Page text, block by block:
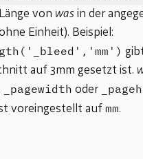
von wasin der
Einheit). Beispiel:
auf 3mm gesetzt ist.
_pagewidth oder
voreingestellt auf mm.